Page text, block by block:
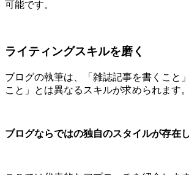
可能です。
ライティングスキルを磨く
ブログの執筆は、「雑誌記事を書くこと
こと」とは異なるスキルが求められます。
ブログならではの独自のスタイルが存在し